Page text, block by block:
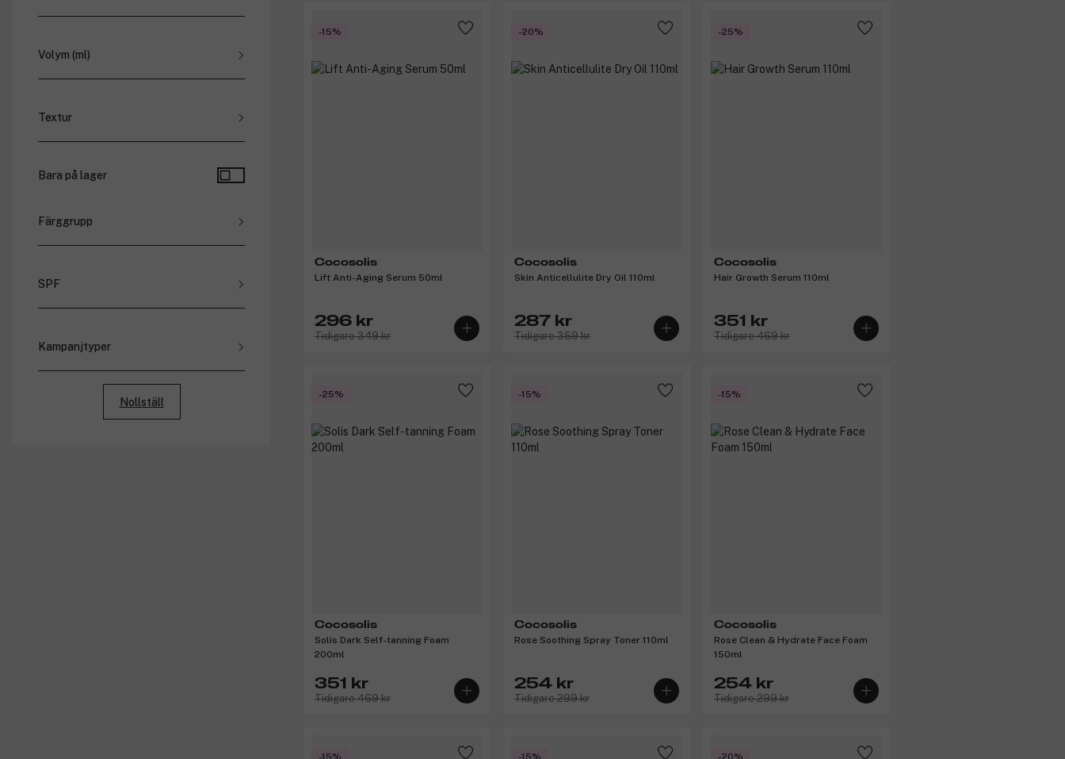
Vegansk (2)
Volym (ml)
Textur
Spray (1)
Flytande (1)
Bara på lager
Färggrupp
SPF
Kampanjtyper
Rabatterade priser
Medlemspriser
Nollställ
-15%
Cocosolis
Lift Anti-Aging Serum 50ml
296 kr
Tidigare 349 kr
-20%
Cocosolis
Skin Anticellulite Dry Oil 110ml
287 kr
Tidigare 359 kr
-25%
Cocosolis
Hair Growth Serum 110ml
351 kr
Tidigare 469 kr
-25%
Cocosolis
Solis Dark Self-tanning Foam
200ml
351 kr
Tidigare 469 kr
-15%
Cocosolis
Rose Soothing Spray Toner 110ml
254 kr
Tidigare 299 kr
-15%
Cocosolis
Rose Clean & Hydrate Face Foam
150ml
254 kr
Tidigare 299 kr
-15% -15% -20%